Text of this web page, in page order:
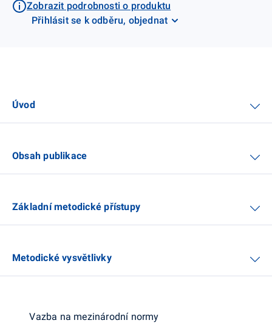
Zobrazit podrobnosti o produktu
Přihlásit se k odběru, objednat
Úvod
Obsah publikace
Základní metodické přístupy
Metodické vysvětlivky
Vazba na mezinárodní normy